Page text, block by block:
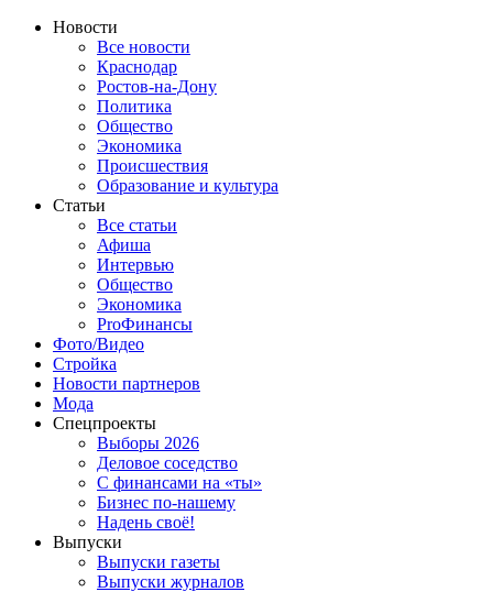
Новости
Все новости
Краснодар
Ростов-на-Дону
Политика
Общество
Экономика
Происшествия
Образование и культура
Статьи
Все статьи
Афиша
Интервью
Общество
Экономика
ProФинансы
Фото/Видео
Стройка
Новости партнеров
Мода
Спецпроекты
Выборы 2026
Деловое соседство
С финансами на «ты»
Бизнес по-нашему
Надень своё!
Выпуски
Выпуски газеты
Выпуски журналов